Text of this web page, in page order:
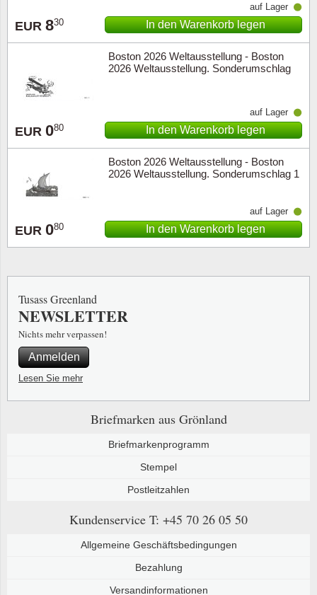
EUR 830
auf Lager
In den Warenkorb legen
Boston 2026 Weltausstellung - Boston
2026 Weltausstellung. Sonderumschlag
EUR 080
auf Lager
In den Warenkorb legen
Boston 2026 Weltausstellung - Boston
2026 Weltausstellung. Sonderumschlag 1
EUR 080
auf Lager
In den Warenkorb legen
Briefmarken aus Grönland
Briefmarkenprogramm
Stempel
Postleitzahlen
Kundenservice T: +45 70 26 05 50
Allgemeine Geschäftsbedingungen
Bezahlung
Versandinformationen
Tusass Greenland
NEWSLETTER
Nichts mehr verpassen!
Anmelden
Lesen Sie mehr